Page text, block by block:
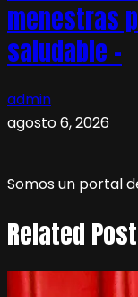
menestras
saludable –
admin
agosto 6, 2026
Somos un portal
Related